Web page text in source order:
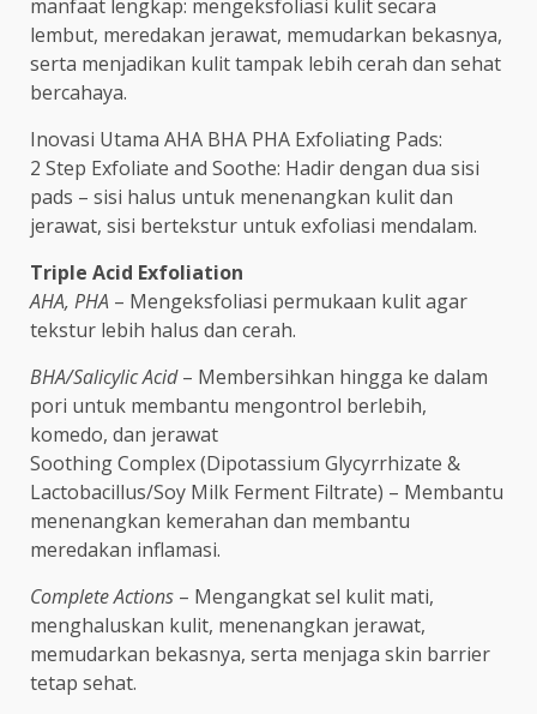
manfaat lengkap: mengeksfoliasi kulit secara
lembut, meredakan jerawat, memudarkan bekasnya,
serta menjadikan kulit tampak lebih cerah dan sehat
bercahaya.
Inovasi Utama AHA BHA PHA Exfoliating Pads:
2 Step Exfoliate and Soothe: Hadir dengan dua sisi
pads – sisi halus untuk menenangkan kulit dan
jerawat, sisi bertekstur untuk exfoliasi mendalam.
Triple Acid Exfoliation
AHA, PHA – Mengeksfoliasi permukaan kulit agar
tekstur lebih halus dan cerah.
BHA/Salicylic Acid– Membersihkan hingga ke dalam
pori untuk membantu mengontrol berlebih,
komedo, dan jerawat
Soothing Complex (Dipotassium Glycyrrhizate &
Lactobacillus/Soy Milk Ferment Filtrate) – Membantu
menenangkan kemerahan dan membantu
meredakan inflamasi.
Complete Actions – Mengangkat sel kulit mati,
menghaluskan kulit, menenangkan jerawat,
memudarkan bekasnya, serta menjaga skin barrier
tetap sehat.